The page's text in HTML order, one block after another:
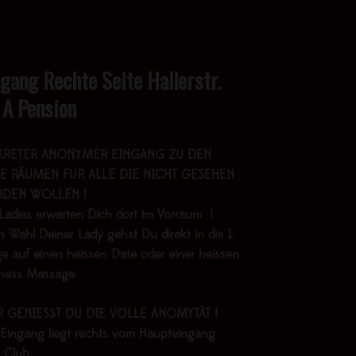
Rechte Seite Hallerstr.
Pension
ANONYMER EINGANG ZU DEN
RÄUMEN FÜR ALLE DIE NICHT GESEHEN
WOLLEN !
erwarten Dich dort im Vorraum !
Wahl Deiner Lady gehst Du direkt in die 1.
auf einen heissen Date oder einer heissen
Massage
GENIESST DU DIE VOLLE ANOMYTÄT !
liegt rechts vom Haupteingang